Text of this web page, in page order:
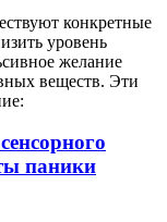
конкретные
уровень
желание
веществ. Эти
паники